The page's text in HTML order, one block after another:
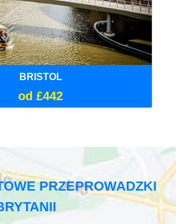
BRISTOL
od £442
PRZEPROWADZKI